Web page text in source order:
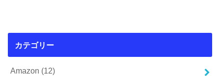
カテゴリー
Amazon (12)